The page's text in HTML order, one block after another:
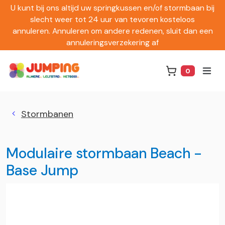
U kunt bij ons altijd uw springkussen en/of stormbaan bij
slecht weer tot 24 uur van tevoren kosteloos
annuleren. Annuleren om andere redenen, sluit dan een
annuleringsverzekering af
0
Stormbanen
Modulaire stormbaan Beach -
Base Jump